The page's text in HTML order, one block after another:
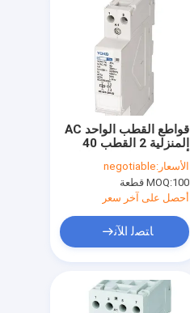
قواطع القطب الواحد AC
المنزلية 2 القطب 40
أمبير 24 فولت المقاولين
الأسعار:negotiable
MOQ:100 قطعة
أحصل على آخر سعر
ﺎﺘﺼﻟ ﺍﻶﻧ